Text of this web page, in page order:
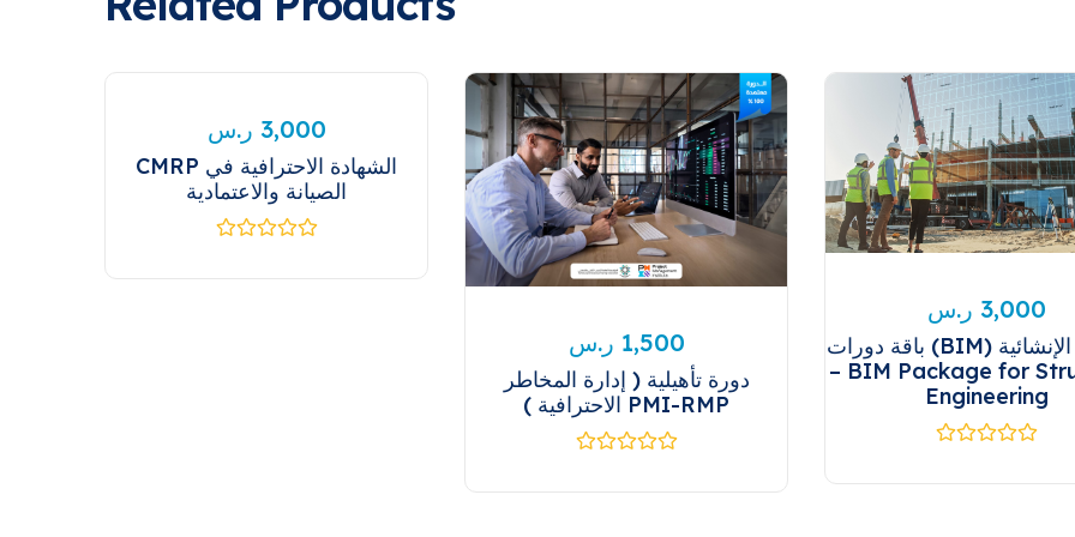
3,000 ر.س
CMRP الشهادة الاحترافية في
الصيانة والاعتمادية
1,500 ر.س
دورة تأهيلية ( إدارة المخاطر
الاحترافية ) PMI-RMP
3,000 ر.س
باقة دورات (BIM) للهندسة الإنشائية
– BIM Package for
Engineering